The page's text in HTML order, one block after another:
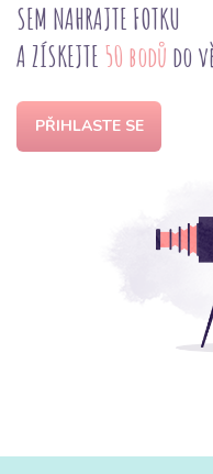
SEM NAHRAJTE FOTKU
A ZÍSKEJTE 50 bodů do
PŘIHLASTE SE